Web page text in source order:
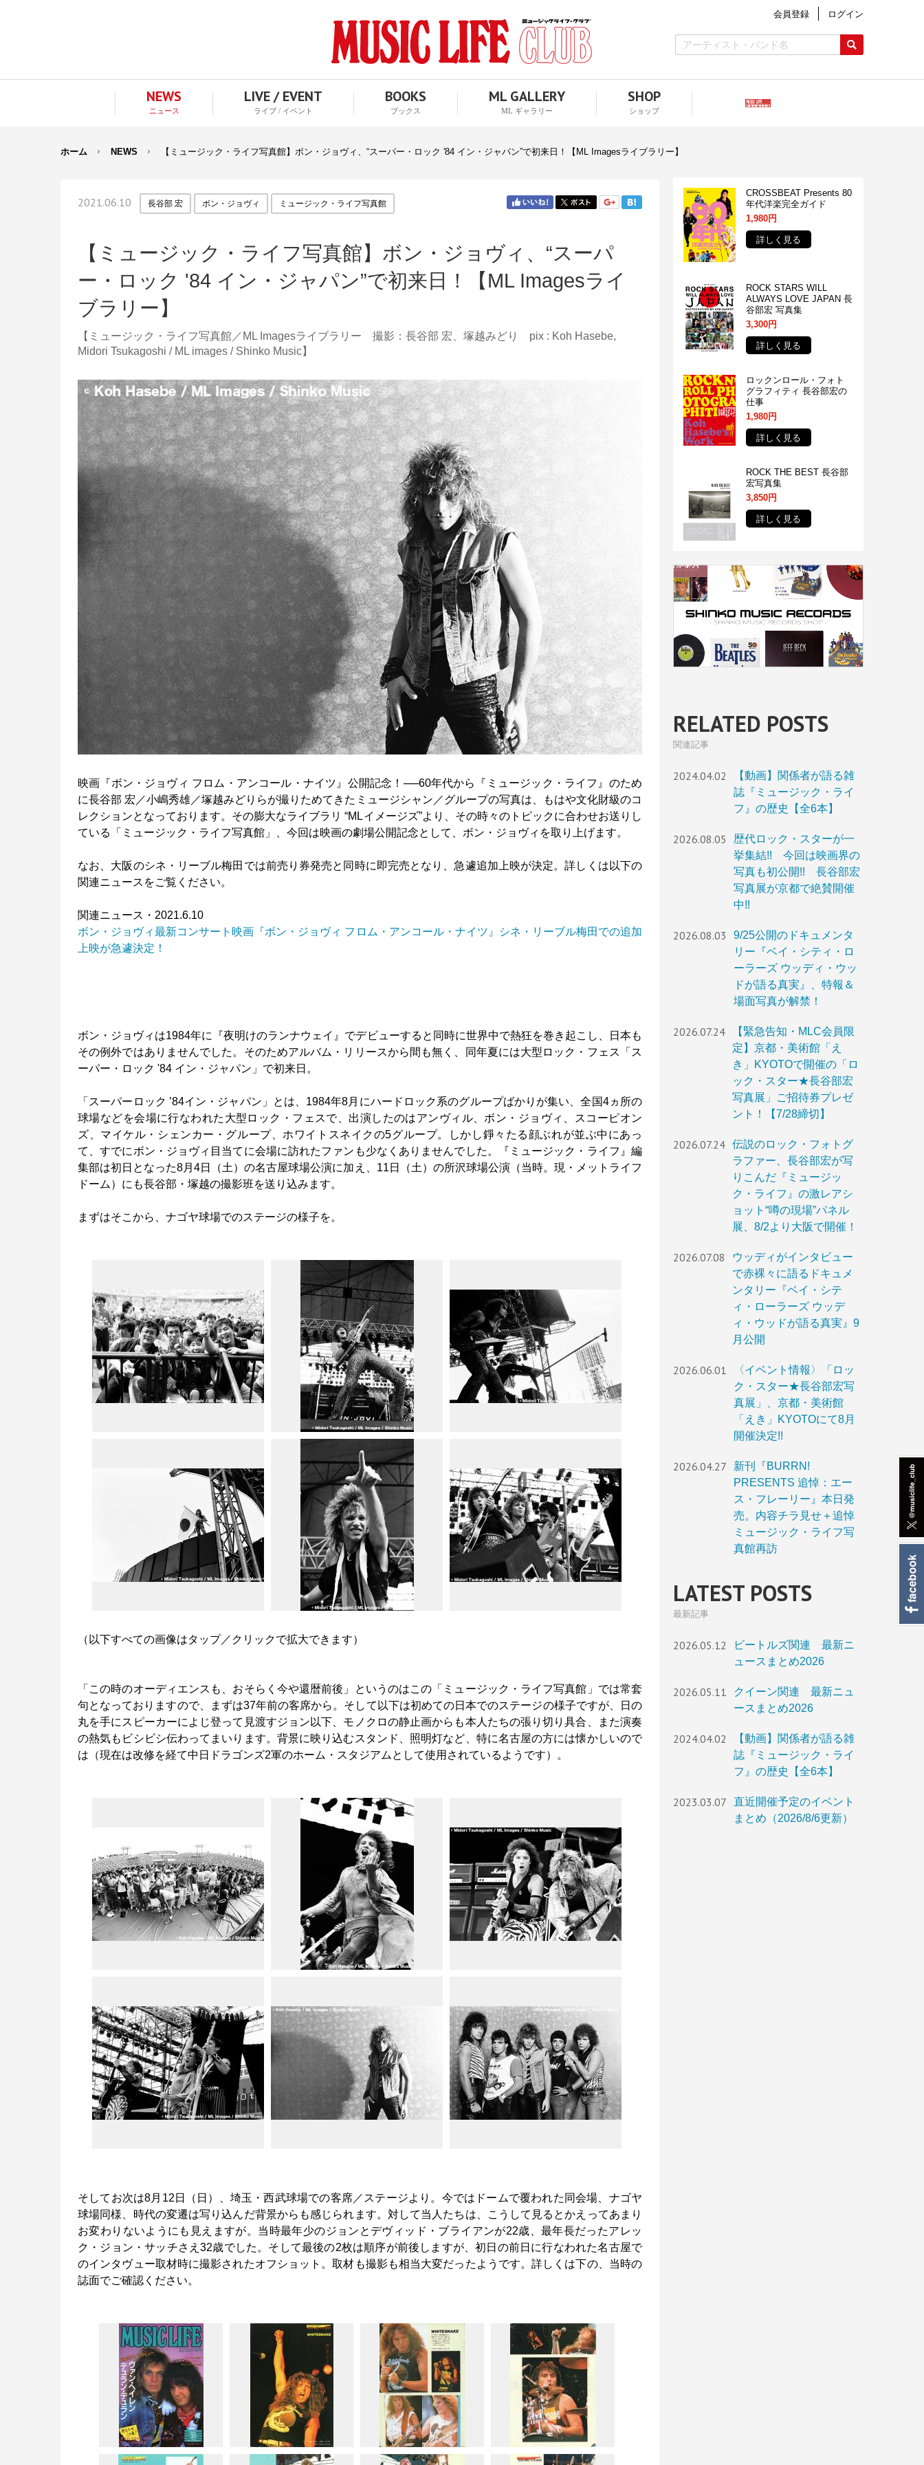
会員登録 ログイン
NEWS
ニュース
LIVE / EVENT
ライブ / イベント
BOOKS
ブックス
ML GALLERY
ML ギャラリー
SHOP
ショップ
ホーム NEWS 【ミュージック・ライフ写真館】ボン・ジョヴィ、“スーパー・ロック '84 イン・ジャパン”で初来日！【ML Imagesライブラリー】
2021.06.10 長谷部 宏 ボン・ジョヴィ ミュージック・ライフ写真館
【ミュージック・ライフ写真館】ボン・ジョヴィ、“スーパ
ー・ロック '84 イン・ジャパン”で初来日！【ML Imagesライ
ブラリー】
【ミュージック・ライフ写真館／ML Imagesライブラリー 撮影：長谷部 宏、塚越みどり pix : Koh Hasebe,
Midori Tsukagoshi / ML images / Shinko Music】
映画『ボン・ジョヴィ フロム・アンコール・ナイツ』公開記念！──60年代から『ミュージック・ライフ』のため
に長谷部 宏／小嶋秀雄／塚越みどりらが撮りためてきたミュージシャン／グループの写真は、もはや文化財級のコ
レクションとなっております。その膨大なライブラリ “MLイメージズ”より、その時々のトピックに合わせお送りし
ている「ミュージック・ライフ写真館」、今回は映画の劇場公開記念として、ボン・ジョヴィを取り上げます。
なお、大阪のシネ・リーブル梅田では前売り券発売と同時に即完売となり、急遽追加上映が決定。詳しくは以下の
関連ニュースをご覧ください。
関連ニュース・2021.6.10
ボン・ジョヴィ最新コンサート映画『ボン・ジョヴィ フロム・アンコール・ナイツ』シネ・リーブル梅田での追加
上映が急遽決定！
ボン・ジョヴィは1984年に『夜明けのランナウェイ』でデビューすると同時に世界中で熱狂を巻き起こし、日本も
その例外ではありませんでした。そのためアルバム・リリースから間も無く、同年夏には大型ロック・フェス「ス
ーパー・ロック '84 イン・ジャパン」で初来日。
「スーパーロック ’84イン・ジャパン」とは、1984年8月にハードロック系のグループばかりが集い、全国4ヵ所の
球場などを会場に行なわれた大型ロック・フェスで、出演したのはアンヴィル、ボン・ジョヴィ、スコーピオン
ズ、マイケル・シェンカー・グループ、ホワイトスネイクの5グループ。しかし錚々たる顔ぶれが並ぶ中にあっ
て、すでにボン・ジョヴィ目当てに会場に訪れたファンも少なくありませんでした。『ミュージック・ライフ』編
集部は初日となった8月4日（土）の名古屋球場公演に加え、11日（土）の所沢球場公演（当時。現・メットライフ
ドーム）にも長谷部・塚越の撮影班を送り込みます。
まずはそこから、ナゴヤ球場でのステージの様子を。
（以下すべての画像はタップ／クリックで拡大できます）
「この時のオーディエンスも、おそらく今や還暦前後」というのはこの「ミュージック・ライフ写真館」では常套
句となっておりますので、まずは37年前の客席から。そして以下は初めての日本でのステージの様子ですが、日の
丸を手にスピーカーによじ登って見渡すジョン以下、モノクロの静止画からも本人たちの張り切り具合、また演奏
の熱気もビシビシ伝わってまいります。背景に映り込むスタンド、照明灯など、特に名古屋の方には懐かしいので
は（現在は改修を経て中日ドラゴンズ2軍のホーム・スタジアムとして使用されているようです）。
そしてお次は8月12日（日）、埼玉・西武球場での客席／ステージより。今ではドームで覆われた同会場、ナゴヤ
球場同様、時代の変遷は写り込んだ背景からも感じられます。対して当人たちは、こうして見るとかえってあまり
お変わりないようにも見えますが。当時最年少のジョンとデヴィッド・ブライアンが22歳、最年長だったアレッ
ク・ジョン・サッチさえ32歳でした。そして最後の2枚は順序が前後しますが、初日の前日に行なわれた名古屋で
のインタヴュー取材時に撮影されたオフショット。取材も撮影も相当大変だったようです。詳しくは下の、当時の
誌面でご確認ください。
CROSSBEAT Presents 80
年代洋楽完全ガイド
1,980円
詳しく見る
ROCK STARS WILL
ALWAYS LOVE JAPAN 長
谷部宏 写真集
3,300円
詳しく見る
ロックンロール・フォト
グラフィティ 長谷部宏の
仕事
1,980円
詳しく見る
ROCK THE BEST 長谷部
宏写真集
3,850円
詳しく見る
RELATED POSTS
関連記事
2024.04.02
【動画】関係者が語る雑
誌『ミュージック・ライ
フ』の歴史【全6本】
2026.08.05
歴代ロック・スターが一
挙集結!! 今回は映画界の
写真も初公開!! 長谷部宏
写真展が京都で絶賛開催
中!!
2026.08.03
9/25公開のドキュメンタ
リー『ベイ・シティ・ロ
ーラーズ ウッディ・ウッ
ドが語る真実』、特報＆
場面写真が解禁！
2026.07.24
【緊急告知・MLC会員限
定】京都・美術館「え
き」KYOTOで開催の「ロ
ック・スター★長谷部宏
写真展」ご招待券プレゼ
ント！【7/28締切】
2026.07.24 伝説のロック・フォトグ
ラファー、長谷部宏が写
りこんだ『ミュージッ
ク・ライフ』の激レアシ
ョット“噂の現場”パネル
展、8/2より大阪で開催！
2026.07.08
ウッディがインタビュー
で赤裸々に語るドキュメ
ンタリー『ベイ・シテ
ィ・ローラーズ ウッデ
ィ・ウッドが語る真実』9
月公開
2026.06.01
〈イベント情報〉「ロッ
ク・スター★長谷部宏写
真展」、京都・美術館
「えき」KYOTOにて8月
開催決定!!
2026.04.27
新刊『BURRN!
PRESENTS 追悼：エー
ス・フレーリー』本日発
売。内容チラ見せ＋追悼
ミュージック・ライフ写
真館再訪
LATEST POSTS
最新記事
2026.05.12
ビートルズ関連 最新ニ
ュースまとめ2026
2026.05.11
クイーン関連 最新ニュ
ースまとめ2026
2024.04.02
【動画】関係者が語る雑
誌『ミュージック・ライ
フ』の歴史【全6本】
2023.03.07
直近開催予定のイベント
まとめ（2026/8/6更新）